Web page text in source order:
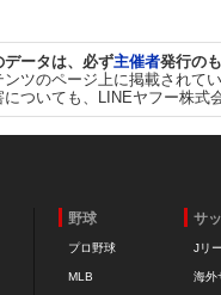
ータは、必ず主催者発行の
ツのページ上に掲載されて
ついても、LINEヤフー株式
野球
プロ野球
MLB
サ
Jリ
海外